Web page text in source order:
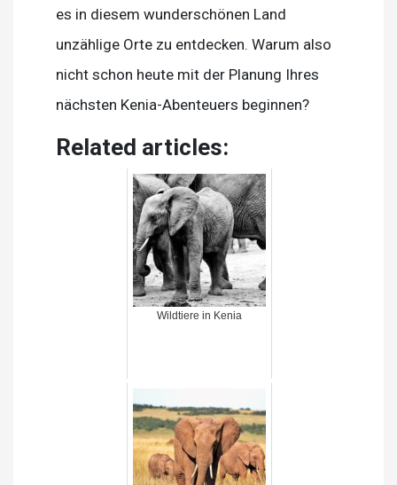
es in diesem wunderschönen Land
unzählige Orte zu entdecken. Warum also
nicht schon heute mit der Planung Ihres
nächsten Kenia-Abenteuers beginnen?
Related articles:
Wildtiere in Kenia